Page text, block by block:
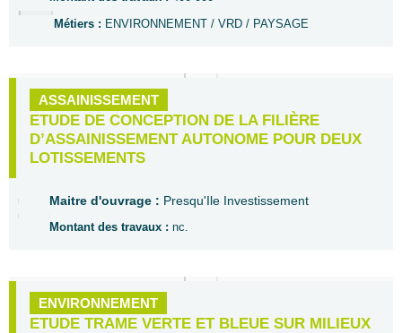
Métiers : ENVIRONNEMENT / VRD / PAYSAGE
ASSAINISSEMENT
ETUDE DE CONCEPTION DE LA FILIÈRE
D’ASSAINISSEMENT AUTONOME POUR DEUX
LOTISSEMENTS
Maitre d'ouvrage : Presqu'Ile Investissement
Montant des travaux : nc.
ENVIRONNEMENT
ETUDE TRAME VERTE ET BLEUE SUR MILIEUX